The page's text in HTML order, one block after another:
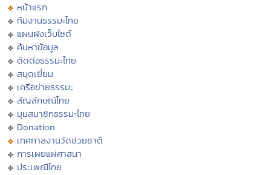
หน้าแรก
ทีมงานธรรมะไทย
แผนผังเว็บไซต์
ค้นหาข้อมูล
ติดต่อธรรมะไทย
สมุดเยี่ยม
เครือข่ายธรรมะ
สัญลักษณ์ไทย
มุมสมาชิกธรรมะไทย
Donation
เทศกาลงานวัดช่วยชาติ
การเผยแผ่ศาสนา
ประเพณีไทย